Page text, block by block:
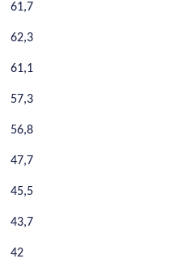
61,7
62,3
61,1
57,3
56,8
47,7
45,5
43,7
42